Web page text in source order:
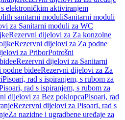
elektroničkim aktiviranjem
sanitarni moduliSanitarni moduli
za Sanitarni moduli za WC
Rezervni dijelovi za Za konzolne
Rezervni dijelovi za Za podne
za PriborPotrošni
Rezervni dijelovi za Sanitarni
podne bideeRezervni dijelovi za Za
Pisoari, rad s ispiranjem, s rubom za
rad s ispiranjem, s rubom za
dijelovi za Bez poklopcaPisoari, rad
Rezervni dijelovi za Pisoari, rad s
Za nazidne i ugradbene uređaje za